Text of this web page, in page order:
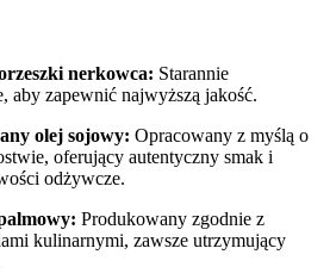
nerkowca: Starannie
aby zapewnić najwyższą jakość.
olej sojowy: Opracowany z myślą o
oferujący autentyczny smak i
odżywcze.
Produkowany zgodnie z
kulinarnymi, zawsze utrzymujący